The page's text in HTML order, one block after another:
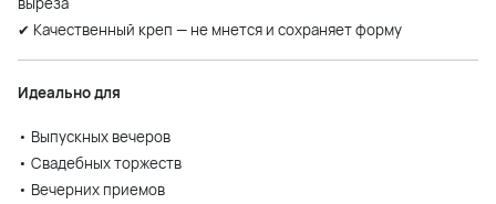
✔ Качественный креп — не мнется и сохраняет форму
Идеально для
• Выпускных вечеров
• Свадебных торжеств
• Вечерних приемов